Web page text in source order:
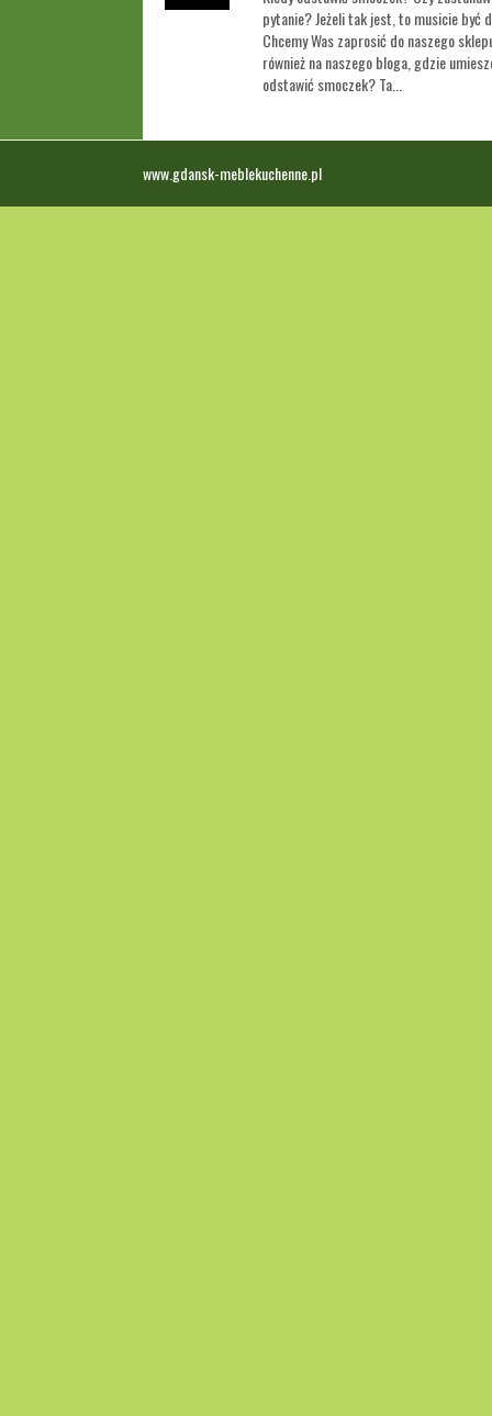
pytanie? Jeżeli tak jest, to musicie być
Chcemy Was zaprosić do naszego
również na naszego bloga, gdzie
odstawić smoczek? Ta...
www.gdansk-meblekuchenne.pl